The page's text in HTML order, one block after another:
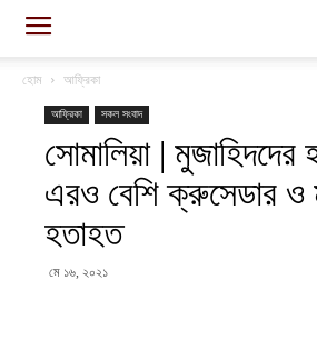
||
হোম আফ্রিকা
আফ্রিকা সকল সংবাদ
সোমালিয়া | মুজাহিদদের
এরও বেশি ক্রুসেডার ও
হতাহত
মে ১৬, ২০২১